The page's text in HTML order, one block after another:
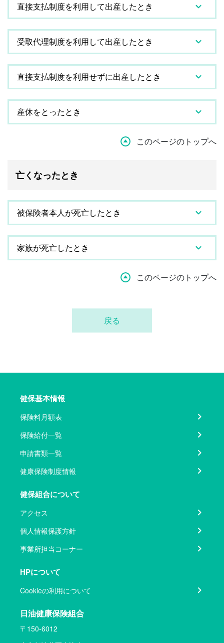
直接支払制度を利用して出産したとき
受取代理制度を利用して出産したとき
直接支払制度を利用せずに出産したとき
産休をとったとき
このページのトップへ
亡くなったとき
被保険者本人が死亡したとき
家族が死亡したとき
このページのトップへ
戻る
健保基本情報
保険料月額表
保険給付一覧
申請書類一覧
健康保険制度情報
健保組合について
アクセス
個人情報保護方針
事業所担当コーナー
HPについて
Cookieの利用について
日油健康保険組合
〒150-6012